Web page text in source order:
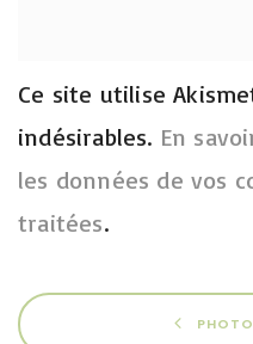
Ce site utilise
indésirables. En
les données de vos
traitées.